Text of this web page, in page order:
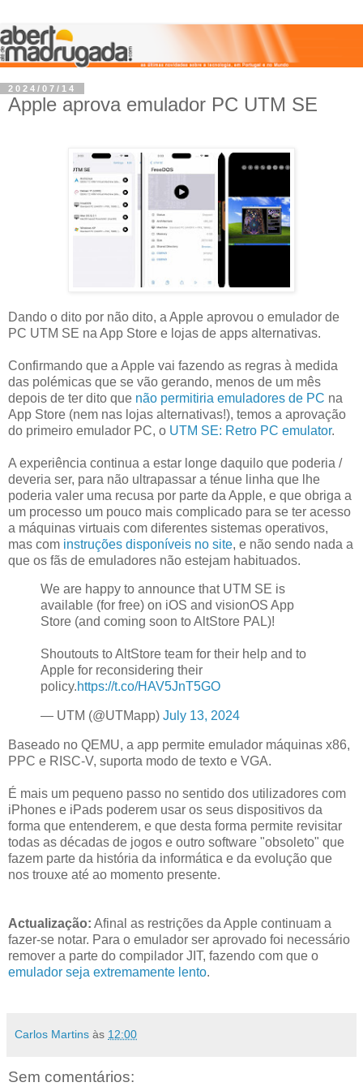
2024/07/14
Apple aprova emulador PC UTM SE
Dando o dito por não dito, a Apple aprovou o emulador de
PC UTM SE na App Store e lojas de apps alternativas.
Confirmando que a Apple vai fazendo as regras à medida
das polémicas que se vão gerando, menos de um mês
depois de ter dito que não permitiria emuladores de PC na
App Store (nem nas lojas alternativas!), temos a aprovação
do primeiro emulador PC, o UTM SE: Retro PC emulator.
A experiência continua a estar longe daquilo que poderia /
deveria ser, para não ultrapassar a ténue linha que lhe
poderia valer uma recusa por parte da Apple, e que obriga a
um processo um pouco mais complicado para se ter acesso
a máquinas virtuais com diferentes sistemas operativos,
mas com instruções disponíveis no site, e não sendo nada a
que os fãs de emuladores não estejam habituados.
We are happy to announce that UTM SE is
available (for free) on iOS and visionOS App
Store (and coming soon to AltStore PAL)!
Shoutouts to AltStore team for their help and to
Apple for reconsidering their
policy.https://t.co/HAV5JnT5GO
— UTM (@UTMapp) July 13, 2024
Baseado no QEMU, a app permite emulador máquinas x86,
PPC e RISC-V, suporta modo de texto e VGA.
É mais um pequeno passo no sentido dos utilizadores com
iPhones e iPads poderem usar os seus dispositivos da
forma que entenderem, e que desta forma permite revisitar
todas as décadas de jogos e outro software "obsoleto" que
fazem parte da história da informática e da evolução que
nos trouxe até ao momento presente.
Actualização: Afinal as restrições da Apple continuam a
fazer-se notar. Para o emulador ser aprovado foi necessário
remover a parte do compilador JIT, fazendo com que o
emulador seja extremamente lento.
Carlos Martins às 12:00
Sem comentários: